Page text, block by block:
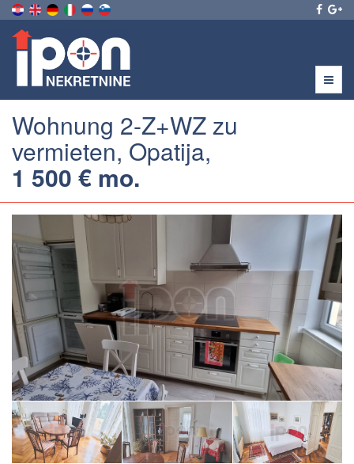
Menu
Wohnung 2-Z+WZ zu
vermieten, Opatija,
1 500 € mo.